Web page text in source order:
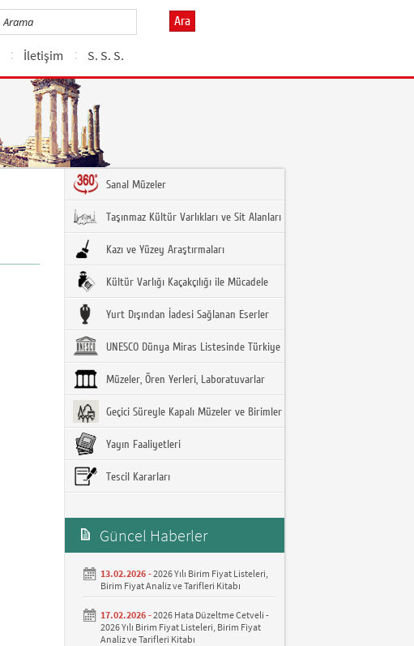
Ara
İletişim S. S. S.
Sanal Müzeler
Taşınmaz Kültür Varlıkları ve Sit Alanları
Kazı ve Yüzey Araştırmaları
Kültür Varlığı Kaçakçılığı ile Mücadele
Yurt Dışından İadesi Sağlanan Eserler
UNESCO Dünya Miras Listesinde Türkiye
Müzeler, Ören Yerleri, Laboratuvarlar
Geçici Süreyle Kapalı Müzeler ve Birimler
Yayın Faaliyetleri
Tescil Kararları
Güncel Haberler
13.02.2026 -2026 Yılı Birim Fiyat Listeleri,
Birim Fiyat Analiz ve Tarifleri Kitabı
17.02.2026 -2026 Hata Düzeltme Cetveli -
2026 Yılı Birim Fiyat Listeleri, Birim Fiyat
Analiz ve Tarifleri Kitabı